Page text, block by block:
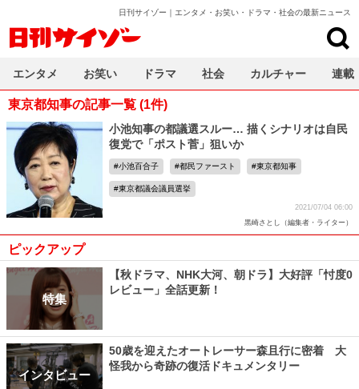
日刊サイゾー｜エンタメ・お笑い・ドラマ・社会の最新ニュース
東京都知事の記事一覧 (1件)
小池知事の都議選スルー… 描くシナリオは自民
復党で「ポスト菅」狙いか
小池百合子 都民ファースト 東京都知事
東京都議会議員選挙
2021/07/04 06:00
黒崎さとし（編集者・ライター）
ピックアップ
特集
【秋ドラマ、NHK大河、朝ドラ】大好評「忖度0
レビュー」全話更新！
インタビュー
50歳を迎えたオートレーサー森且行に密着 大
怪我から奇跡の復活ドキュメンタリー
エンタメ お笑い ドラマ 社会 カルチャー 連載